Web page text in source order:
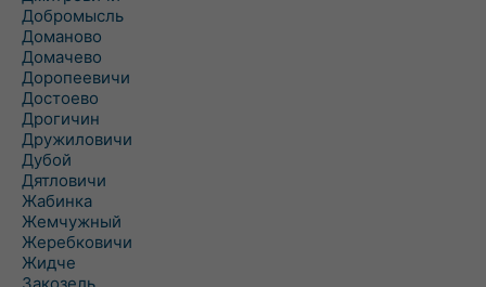
Добромысль
Доманово
Домачево
Доропеевичи
Достоево
Дрогичин
Дружиловичи
Дубой
Дятловичи
Жабинка
Жемчужный
Жеребковичи
Жидче